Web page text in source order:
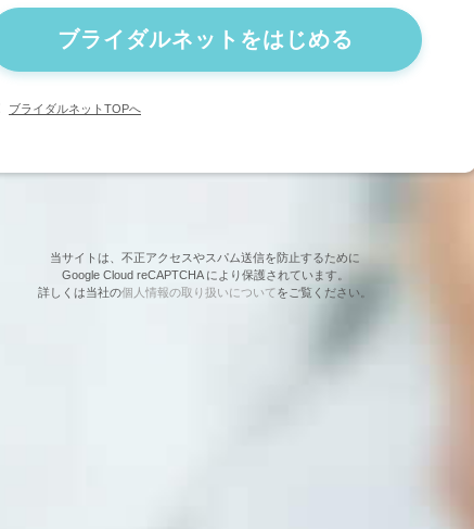
ブライダルネットをはじめる
ブライダルネットTOPへ
当サイトは、不正アクセスやスパム送信を防止するために
Google Cloud reCAPTCHA により保護されています。
詳しくは当社の個人情報の取り扱いについてをご覧ください。